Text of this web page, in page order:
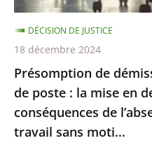
la
mise
en
demeure
doit
indiquer
les
Présomption de
de poste : la mise en
conséquences de
travail sans moti...
DÉCISION DE JUSTICE
18 décembre 2024